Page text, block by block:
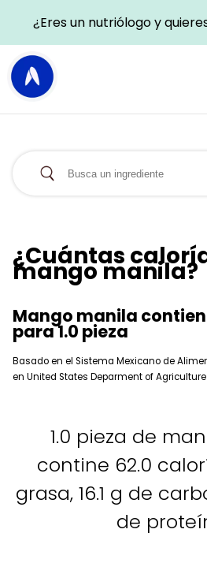
¿Eres un nutriólogo y
¿Cuántas
mango manila?
Mango manila
para 1.0 pieza
Basado en el Sistema Mexicano de
en United States Deparment of Agriculture
1.0 pieza de
contine 62.0
grasa, 16.1 g de
de